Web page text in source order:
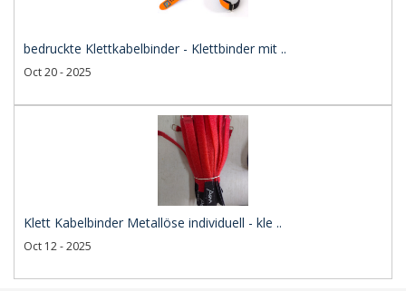
bedruckte Klettkabelbinder - Klettbinder mit ..
Oct 20 - 2025
Klett Kabelbinder Metallöse individuell - kle ..
Oct 12 - 2025